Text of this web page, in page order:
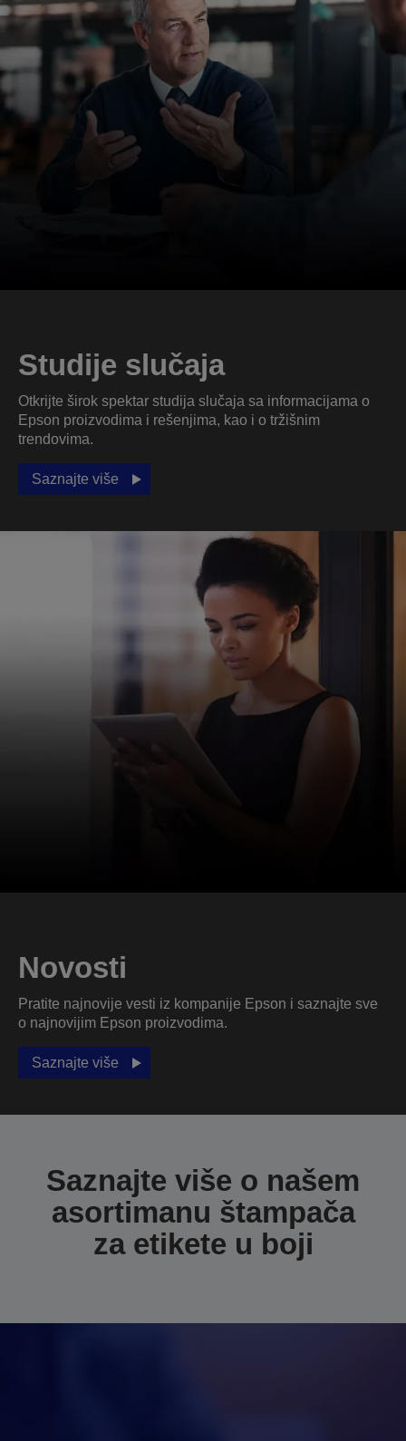
Studije slučaja
Otkrijte širok spektar studija slučaja sa informacijama o
Epson proizvodima i rešenjima, kao i o tržišnim
trendovima.
Saznajte više
Novosti
Pratite najnovije vesti iz kompanije Epson i saznajte sve
o najnovijim Epson proizvodima.
Saznajte više
Saznajte više o našem
asortimanu štampača
za etikete u boji